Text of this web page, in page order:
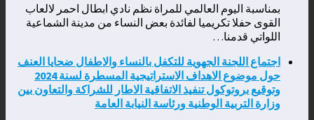
بمناسبة اليوم العالمي للمراة نظم نادي ابطال احمر لالعاب
القوى حفلا تكريميا لفائدة بعض النساء من مدينة الشماعية
اللواتي قدمنا…
اجتماع اللجنة الجهوية للتكفل بالنساء والاطفال ضحايا العنف
حول موضوع الاهداف الاستراتيجية المسطرة لسنة 2024
وتوقيع بروتوكول تنفيذ الاتفاقية الاطار للشراكة والتعاون بين
وزارة التربية الوطنية ورئاسة النيابة العامة